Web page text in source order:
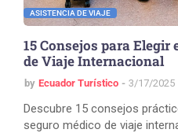
ASISTENCIA DE VIAJE
15 Consejos para
de Viaje Internacional
by Ecuador Turístico 3/17/2025
Descubre 15 consejos
seguro médico de viaje